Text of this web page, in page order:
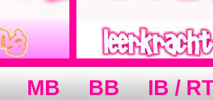
MB BB IB /